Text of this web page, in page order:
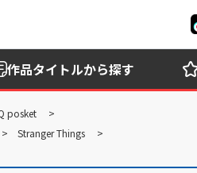
作品タイトルから探す
posket
Stranger Things